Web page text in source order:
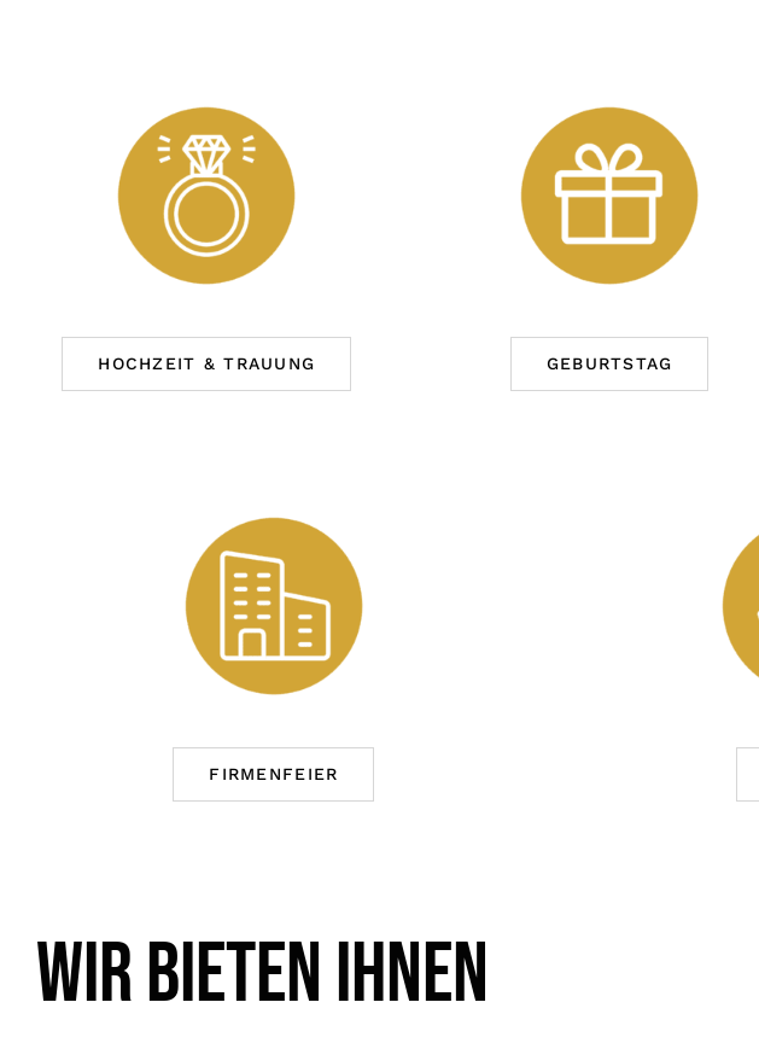
HOCHZEIT & TRAUUNG GEBURTSTAG
FIRMENFEIER
Wir bieten Ihnen